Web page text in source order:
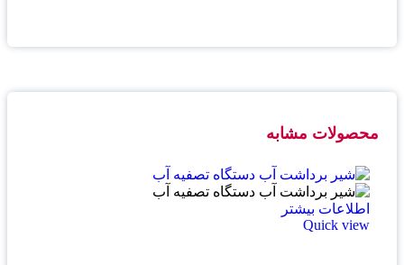
محصولات مشابه
اطلاعات بیشتر
Quick view